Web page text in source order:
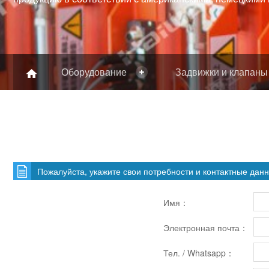
Оборудование Задвижки и клапаны
Пожалуйста, укажите свои потребности и контактные
Имя：
Электронная почта：
Тел. / Whatsapp：